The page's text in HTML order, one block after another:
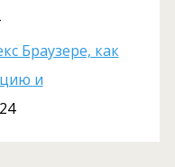
Браузере, как
и